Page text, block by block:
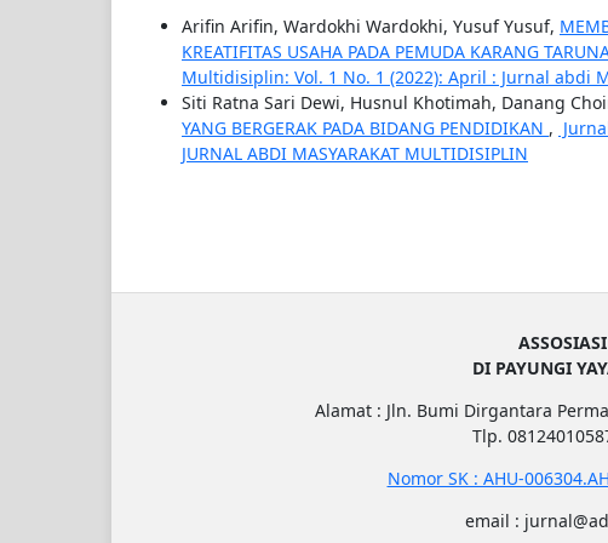
Arifin Arifin, Wardokhi Wardokhi, Yusuf Yusuf,
KREATIFITAS USAHA PADA PEMUDA KARANG
Multidisiplin: Vol. 1 No. 1 (2022): April : Jurnal abdi
Siti Ratna Sari Dewi, Husnul Khotimah, Danang
YANG BERGERAK PADA BIDANG PENDIDIKAN ,
JURNAL ABDI MASYARAKAT MULTIDISIPLIN
DI PAYUNGI
Alamat : Jln. Bumi Dirgantara
Tlp.
Nomor SK : AHU-
email :